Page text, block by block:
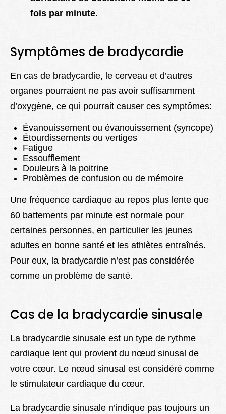
fois par minute.
Symptômes de bradycardie
En cas de bradycardie, le cerveau et d’autres
organes pourraient ne pas avoir suffisamment
d’oxygène, ce qui pourrait causer ces symptômes:
Évanouissement ou évanouissement (syncope)
Étourdissements ou vertiges
Fatigue
Essoufflement
Douleurs à la poitrine
Problèmes de confusion ou de mémoire
Une fréquence cardiaque au repos plus lente que
60 battements par minute est normale pour
certaines personnes, en particulier les jeunes
adultes en bonne santé et les athlètes entraînés.
Pour eux, la bradycardie n’est pas considérée
comme un problème de santé.
Cas de la bradycardie sinusale
La bradycardie sinusale est un type de rythme
cardiaque lent qui provient du nœud sinusal de
votre cœur. Le nœud sinusal est considéré comme
le stimulateur cardiaque du cœur.
La bradycardie sinusale n’indique pas toujours un